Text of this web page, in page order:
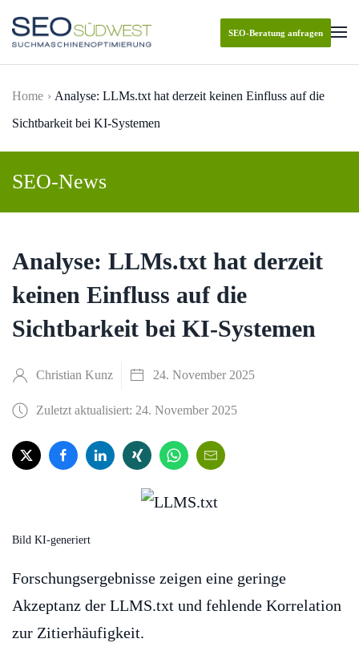
Skip to main content
SEO-Beratung anfragen
Home
Analyse: LLMs.txt hat derzeit keinen Einfluss auf die
Sichtbarkeit bei KI-Systemen
SEO-News
Analyse: LLMs.txt hat derzeit
keinen Einfluss auf die
Sichtbarkeit bei KI-Systemen
Christian Kunz 24. November 2025
Zuletzt aktualisiert: 24. November 2025
Bild KI-generiert
Forschungsergebnisse zeigen eine geringe
Akzeptanz der LLMS.txt und fehlende Korrelation
zur Zitierhäufigkeit.